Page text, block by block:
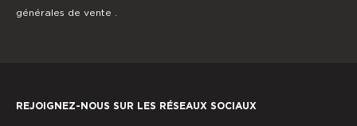
générales de vente
REJOIGNEZ-NOUS SUR LES RÉSEAUX SOCIAUX